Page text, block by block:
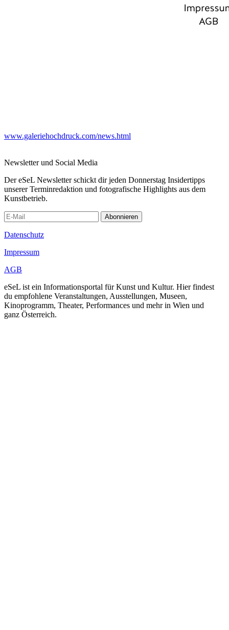
www.galeriehochdruck.com/news.html
Newsletter und Social Media
Der eSeL Newsletter schickt dir jeden Donnerstag Insidertipps
unserer Terminredaktion und fotografische Highlights aus dem
Kunstbetrieb.
Abonnieren
Datenschutz
Impressum
AGB
eSeL ist ein Informationsportal für Kunst und Kultur. Hier findest
du empfohlene Veranstaltungen, Ausstellungen, Museen,
Kinoprogramm, Theater, Performances und mehr in Wien und
ganz Österreich.